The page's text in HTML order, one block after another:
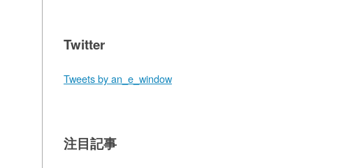
Twitter
Tweets by an_e_window
注目記事